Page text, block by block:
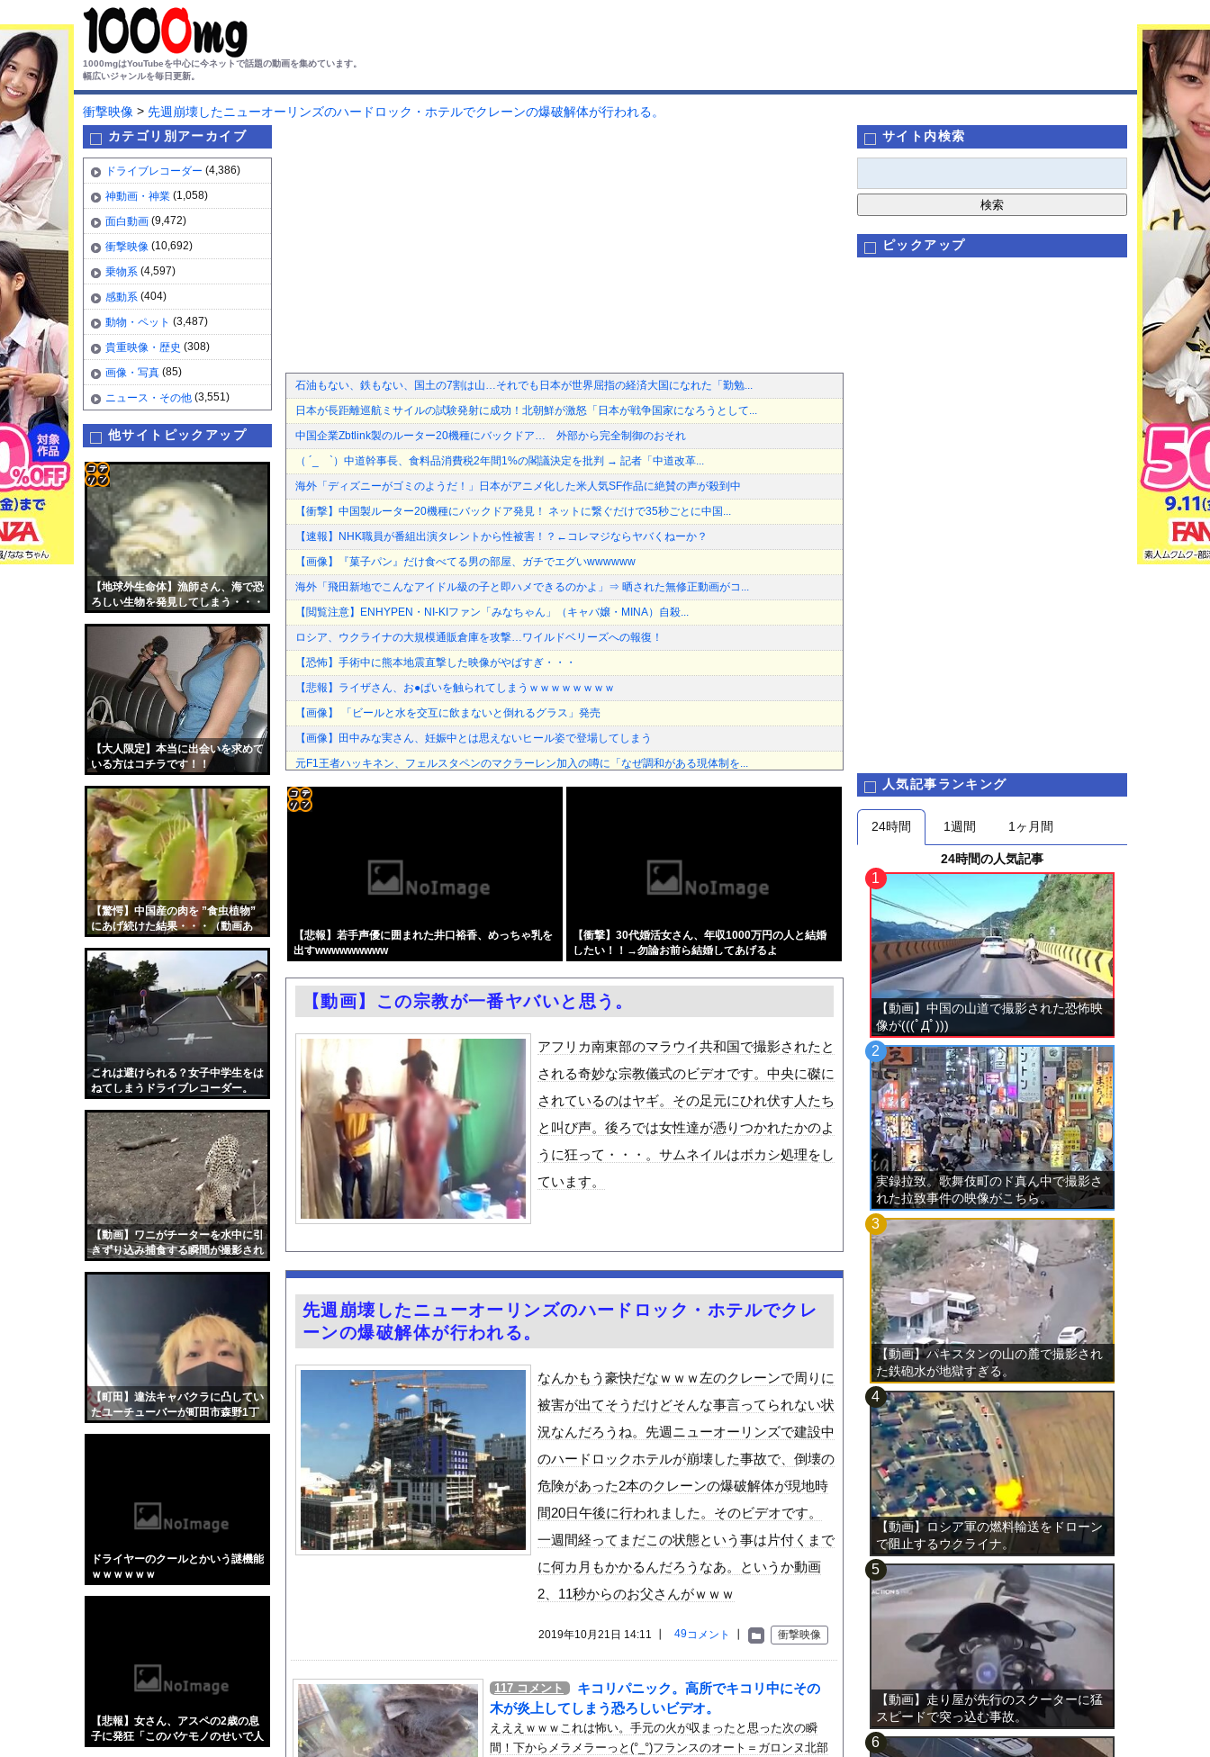
1000mgはYouTubeを中心に今ネットで話題の動画を集めています。
幅広いジャンルを毎日更新。
衝撃映像 > 先週崩壊したニューオーリンズのハードロック・ホテルでクレーンの爆破解体が行われる。
カテゴリ別アーカイブ
ドライブレコーダー (4,386)
神動画・神業 (1,058)
面白動画 (9,472)
衝撃映像 (10,692)
乗物系 (4,597)
感動系 (404)
動物・ペット (3,487)
貴重映像・歴史 (308)
画像・写真 (85)
ニュース・その他 (3,551)
他サイトピックアップ
【地球外生命体】漁師さん、海で恐
ろしい生物を発見してしまう・・・
【大人限定】本当に出会いを求めて
いる方はコチラです！！
【驚愕】中国産の肉を ”食虫植物”
にあげ続けた結果・・・（動画あ
これは避けられる？女子中学生をは
ねてしまうドライブレコーダー。
【動画】ワニがチーターを水中に引
きずり込み捕食する瞬間が撮影され
【町田】違法キャバクラに凸してい
たユーチューバーが町田市森野1丁
ドライヤーのクールとかいう謎機能
ｗｗｗｗｗｗ
【悲報】女さん、アスペの2歳の息
子に発狂「このバケモノのせいで人
コテ
リン
- 固
定リ
ンク
自動
ツー
ル
石油もない、鉄もない、国土の7割は山…それでも日本が世界屈指の経済大国になれた「勤勉...
日本が長距離巡航ミサイルの試験発射に成功！北朝鮮が激怒「日本が戦争国家になろうとして...
中国企業Zbtlink製のルーター20機種にバックドア… 外部から完全制御のおそれ
（ ´_ゝ`）中道幹事長、食料品消費税2年間1%の閣議決定を批判 → 記者「中道改革...
海外「ディズニーがゴミのようだ！」日本がアニメ化した米人気SF作品に絶賛の声が殺到中
【衝撃】中国製ルーター20機種にバックドア発見！ ネットに繋ぐだけで35秒ごとに中国...
【速報】NHK職員が番組出演タレントから性被害！？←コレマジならヤバくねーか？
【画像】『菓子パン』だけ食べてる男の部屋、ガチでエグいwwwwww
海外「飛田新地でこんなアイドル級の子と即ハメできるのかよ」⇒ 晒された無修正動画がコ...
【閲覧注意】ENHYPEN・NI-KIファン「みなちゃん」（キャバ嬢・MINA）自殺...
ロシア、ウクライナの大規模通販倉庫を攻撃…ワイルドベリーズへの報復！
【恐怖】手術中に熊本地震直撃した映像がやばすぎ・・・
【悲報】ライザさん、お●ぱいを触られてしまうｗｗｗｗｗｗｗｗ
【画像】 「ビールと水を交互に飲まないと倒れるグラス」発売
【画像】田中みな実さん、妊娠中とは思えないヒール姿で登場してしまう
元F1王者ハッキネン、フェルスタペンのマクラーレン加入の噂に「なぜ調和がある現体制を...
【悲報】札幌オリンピック、８割が賛成・・・・
エロ漫画『いじめがあるクラスにふたなり転校生がヤッてきた』をrawやhitomiを使...
絵師グラドル・百合川サシャのエロ漫画より優れた体 part5
シカホワ村上宗隆、通訳なしで普通に会話。コーチ「今10段階で6ぐらい。来た時は0だっ...
【悲報】玉川徹さん、8月6日の原爆の日にトンデモ持論を展開し物議… → ネット「それ...
パヨク「アジア人民、中国人民と連帯して戦おー！悪政高市を打倒するぞー！」
村重杏奈、写真集ヌードがエロい！乳首透け、巨乳おっぱいが最高過ぎる！
【東京】睡眠時無呼吸症候群診断後に死亡事故＝運転の無職男（３４）、独断で治療中断―危...
日産e-power、無給油で1980km走行しギネス記録を達成
結婚式の二次会で知り合った娘達と乱交した話
【朗報】大人気漫画「GANTZ」がAmazonでなんと全巻100円ｗｗｗｗｗｗ
中国「大洪水！」中国ダム「決壊」地元民「公式発表より死者多い！」中国政府「住民拘束！...
韓国国会、サッカー前代表監督を追及「なぜ負けたのか」
日本旅行キャンセルすべきか…1万年ぶり史上最大級の火山の兆し＝韓国の反応
うちのネコが目の前にいた。私が上に物を投げるフリをする → 猫はこうなります…
【画像】いい天気だから高ボッチに行って来たった
『Re：ゼロから始める異世界生活』60話感想 氷上のバトル！レグルスの権能とは！
意識高い系「インドに５年住んだら人生観かわる」←これｗｗｗ
田﨑さくらアナ セクシーノースリーブ脇！！
【画像】森香澄さんのJK姿
ｗｗ ｗ ｗｗｗ
【有能】政府「トラックはサービスエリア利用有料化すればサボらず走るし流問題解決じゃね...
【画像】キス釣りするんや
【動画】クソガキロケット、怖すぎる…これよく轢かずに止まれたな
ハムスターの日
【医師解説】飲酒後の「締めのラーメン欲」の原因は？ 脳の錯覚と真実
グラドル山根千芽（36歳）の豊満Iカップボディをお楽しみしまくりたいよな！
【Xの車窓から】オービスかと思ったら野生の炊飯器で草 ほか
【ポロリ悲話】ネットで拡散してるおっぱいポロリ動画、何故か叩かれる・・・
【衝撃】「かわいい虫」ランキング、ついに発表される
「アメリカのヤンキーがアジア人にケンカを売った結果ｗｗｗ」 ほか
W杯アジア予選等で韓国サッカー協会がやらかしまくりだと発覚、「いきなり共同開催になっ...
宮澤エマに「国宝級の浴衣美人」の声！「マイ・フィクション」イベントで魅せた透明感【画...
F1ドライバー達の夏休みは「みんな海だな」「南半球にスキーしに行くやついねえのか」と...
【悲報】若手声優に囲まれた井口裕香、めっちゃ乳を
出すwwwwwwwww
【衝撃】30代婚活女さん、年収1000万円の人と結婚
したい！！→勿論お前ら結婚してあげるよ
自動
更新
【動画】この宗教が一番ヤバいと思う。
アフリカ南東部のマラウイ共和国で撮影されたと
される奇妙な宗教儀式のビデオです。中央に磔に
されているのはヤギ。その足元にひれ伏す人たち
と叫び声。後ろでは女性達が憑りつかれたかのよ
うに狂って・・・。サムネイルはボカシ処理をし
ています。
先週崩壊したニューオーリンズのハードロック・ホテルでクレ
ーンの爆破解体が行われる。
なんかもう豪快だなｗｗｗ左のクレーンで周りに
被害が出てそうだけどそんな事言ってられない状
況なんだろうね。先週ニューオーリンズで建設中
のハードロックホテルが崩壊した事故で、倒壊の
危険があった2本のクレーンの爆破解体が現地時
間20日午後に行われました。そのビデオです。
一週間経ってまだこの状態という事は片付くまで
に何カ月もかかるんだろうなあ。というか動画
2、11秒からのお父さんがｗｗｗ
衝撃映像
49コメント
2019年10月21日 14:11 ┃
117 コメント
キコリパニック。高所でキコリ中にその
木が炎上してしまう恐ろしいビデオ。
えええｗｗｗこれは怖い。手元の火が収まったと思った次の瞬
間！下からメラメラーっと(°_°)フランスのオート＝ガロンヌ北部
サイト内検索
ピックアップ
人気記事ランキング
24時間 1週間 1ヶ月間
24時間の人気記事
【動画】中国の山道で撮影された恐怖映
像が(((ﾟДﾟ)))
実録拉致。歌舞伎町のド真ん中で撮影さ
れた拉致事件の映像がこちら。
【動画】パキスタンの山の麓で撮影され
た鉄砲水が地獄すぎる。
【動画】ロシア軍の燃料輸送をドローン
で阻止するウクライナ。
【動画】走り屋が先行のスクーターに猛
スピードで突っ込む事故。